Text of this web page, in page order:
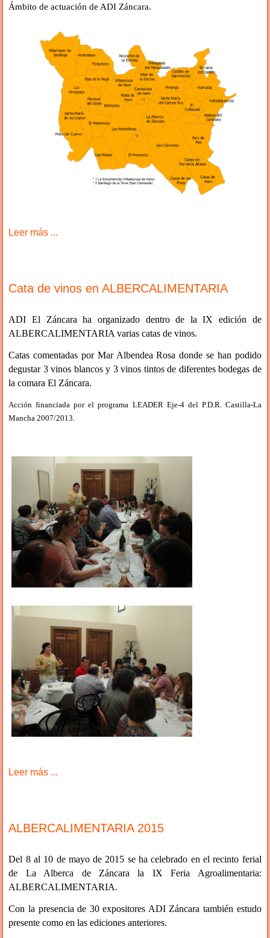
Ámbito de actuación de ADI Záncara.
Leer más ...
Cata de vinos en ALBERCALIMENTARIA
ADI El Záncara ha organizado dentro de la IX edición de
ALBERCALIMENTARIA varias catas de vinos.
Catas comentadas por Mar Albendea Rosa donde se han podido
degustar 3 vinos blancos y 3 vinos tintos de diferentes bodegas de
la comara El Záncara.
Acción financiada por el programa LEADER Eje-4 del P.D.R. Castilla-La
Mancha 2007/2013.
Leer más ...
ALBERCALIMENTARIA 2015
Del 8 al 10 de mayo de 2015 se ha celebrado en el recinto ferial
de La Alberca de Záncara la IX Feria Agroalimentaria:
ALBERCALIMENTARIA.
Con la presencia de 30 expositores ADI Záncara también estudo
presente como en las ediciones anteriores.